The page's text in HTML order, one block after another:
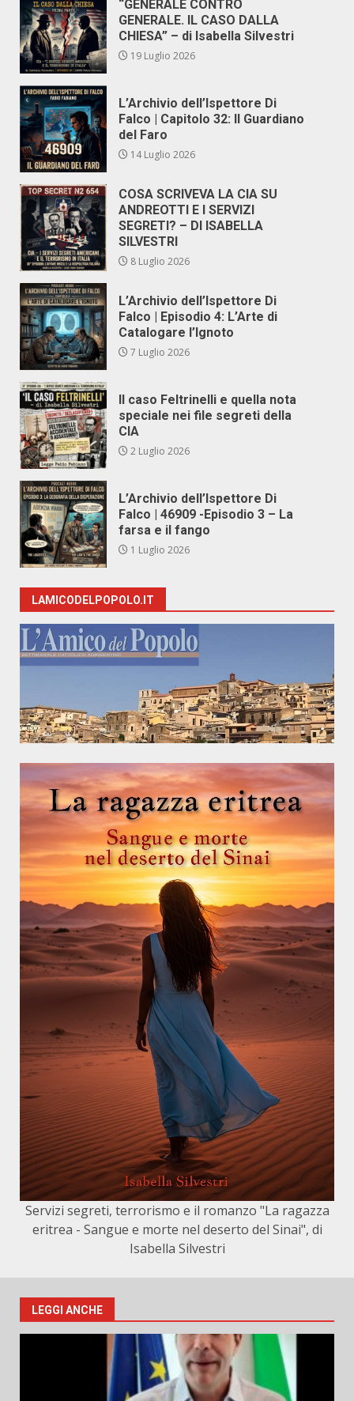
“GENERALE CONTRO
GENERALE. IL CASO DALLA
CHIESA” – di Isabella Silvestri
19 Luglio 2026
L’Archivio dell’Ispettore Di
Falco | Capitolo 32: Il Guardiano
del Faro
14 Luglio 2026
COSA SCRIVEVA LA CIA SU
ANDREOTTI E I SERVIZI
SEGRETI? – DI ISABELLA
SILVESTRI
8 Luglio 2026
L’Archivio dell’Ispettore Di
Falco | Episodio 4: L’Arte di
Catalogare l’Ignoto
7 Luglio 2026
Il caso Feltrinelli e quella nota
speciale nei file segreti della
CIA
2 Luglio 2026
L’Archivio dell’Ispettore Di
Falco | 46909 -Episodio 3 – La
farsa e il fango
1 Luglio 2026
LAMICODELPOPOLO.IT
Servizi segreti, terrorismo e il romanzo "La ragazza
eritrea - Sangue e morte nel deserto del Sinai", di
Isabella Silvestri
LEGGI ANCHE